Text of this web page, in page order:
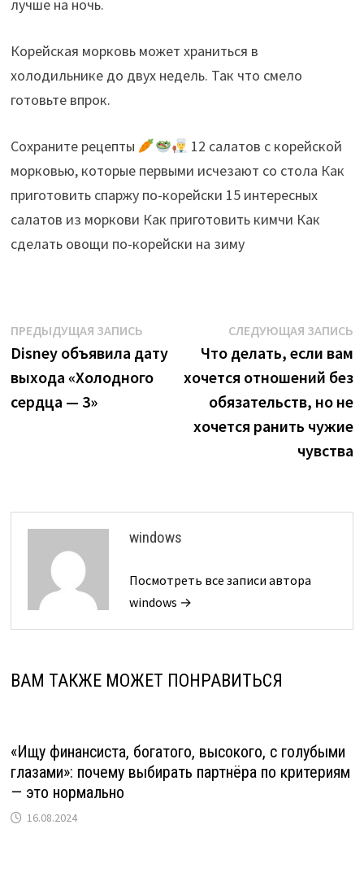
лучше на ночь.
Корейская морковь может храниться в
холодильнике до двух недель. Так что смело
готовьте впрок.
Сохраните рецепты
12 салатов с корейской
морковью, которые первыми исчезают со стола Как
приготовить спаржу по-корейски 15 интересных
салатов из моркови Как приготовить кимчи Как
сделать овощи по-корейски на зиму
Навигация
по
записям
ПРЕДЫДУЩАЯ ЗАПИСЬПредыдущая
запись:
Disney объявила дату
выхода «Холодного
сердца — 3»
СЛЕДУЮЩАЯ ЗАПИСЬ
Что делать, если вам
хочется отношений без
обязательств, но не
хочется ранить чужие
чувства
windows
Посмотреть все записи автора
windows →
ВАМ ТАКЖЕ МОЖЕТ ПОНРАВИТЬСЯ
«Ищу финансиста, богатого, высокого, с голубыми
глазами»: почему выбирать партнёра по критериям
— это нормально
16.08.2024